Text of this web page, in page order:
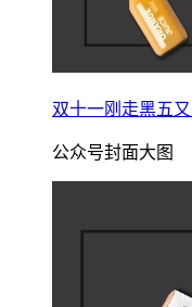
双十一刚走黑五
公众号封面大图